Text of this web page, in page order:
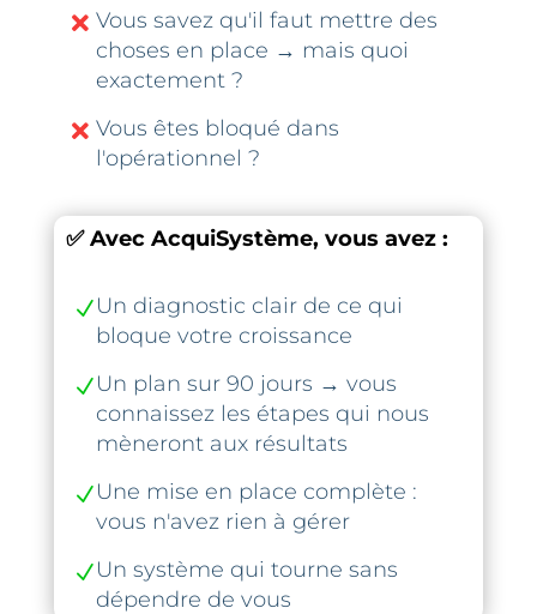
 Vous savez qu'il faut mettre des
choses en place → mais quoi
exactement ?
 Vous êtes bloqué dans
l'opérationnel ?
✅ Avec AcquiSystème, vous avez :
N Un diagnostic clair de ce qui
bloque votre croissance
N Un plan sur 90 jours → vous
connaissez les étapes qui nous
mèneront aux résultats
N Une mise en place complète :
vous n'avez rien à gérer
N Un système qui tourne sans
dépendre de vous